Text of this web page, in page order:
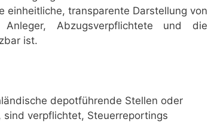
einheitliche, transparente Darstellung von
Abzugsverpflichtete und die
ist.
depotführende Stellen oder
verpflichtet, Steuerreportings